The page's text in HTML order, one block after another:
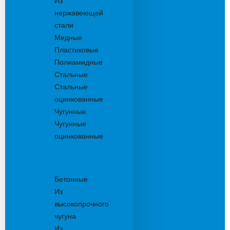
нержавеющей
стали
Медные
Пластиковые
Полиамидные
Стальные
Стальные
оцинкованные
Чугунные
Чугунные
оцинкованные
Бетонные
Из
высокопрочного
чугуна